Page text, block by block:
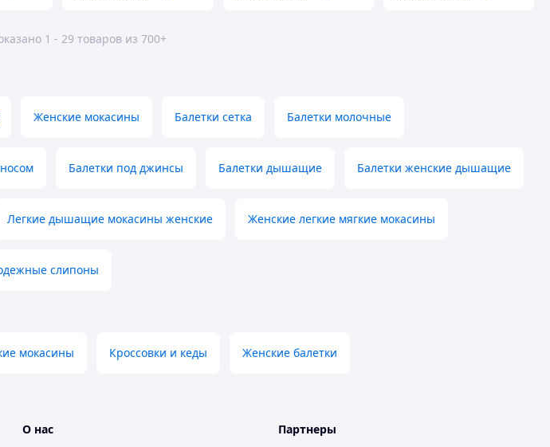
1 - 29 товаров из 700+
Женские мокасины Балетки сетка Балетки молочные
Балетки под джинсы Балетки дышащие Балетки женские дышащие
Легкие дышащие мокасины женские Женские легкие мягкие мокасины
слипоны
мокасины Кроссовки и кеды Женские балетки
О нас Партнеры